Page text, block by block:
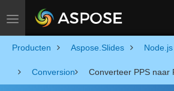
Toggle navigation
Producten Aspose.Slides
Conversion Converteer PPS naar